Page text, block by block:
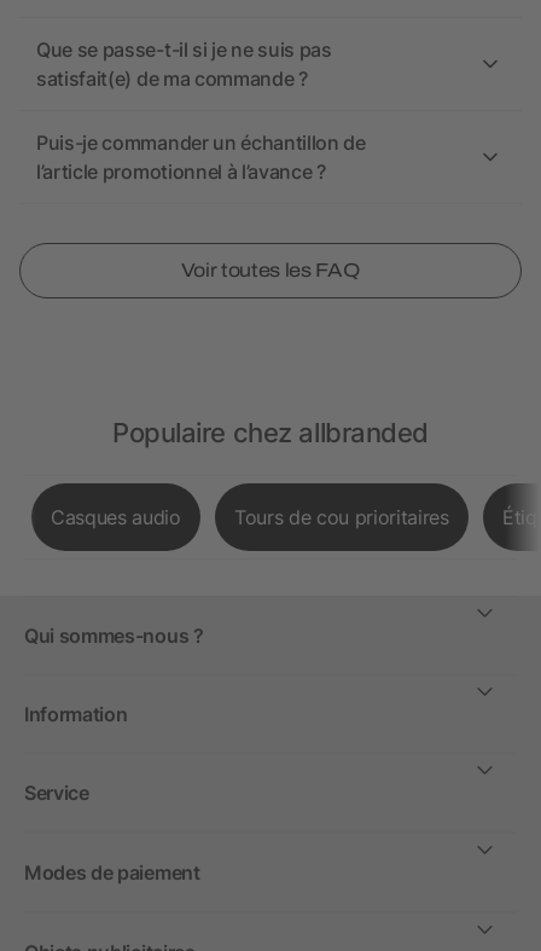
Que se passe-t-il si je ne suis pas
satisfait(e) de ma commande ?
Puis-je commander un échantillon de
l’article promotionnel à l’avance ?
Voir toutes les FAQ
Populaire chez allbranded
Casques audio Tours de cou prioritaires
Qui sommes-nous ?
Information
Service
Modes de paiement